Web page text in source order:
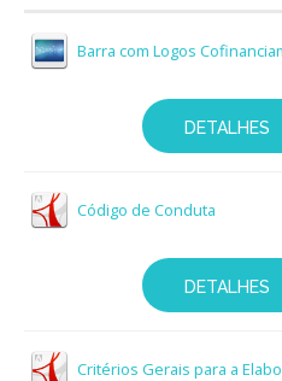
Barra com Logos
DETALHES
Código de Conduta
DETALHES
Critérios Gerais para a